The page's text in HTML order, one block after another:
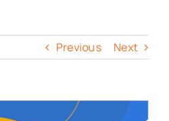
Previous Next